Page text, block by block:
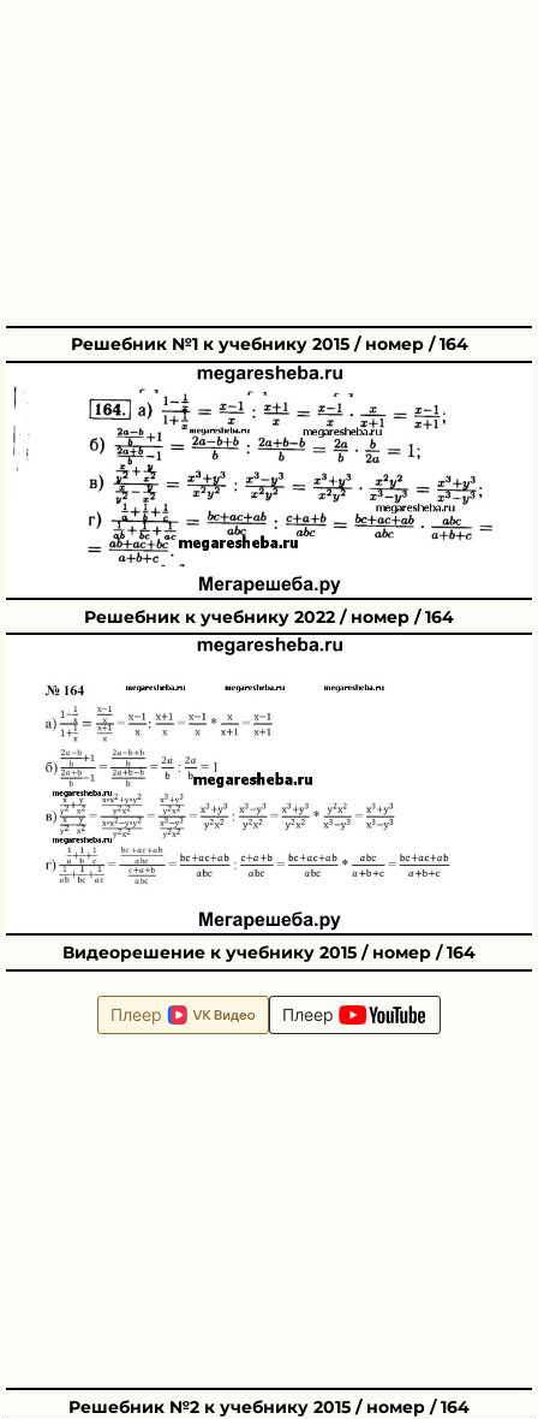
Решебник №1 к учебнику 2015 / номер / 164
Решебник к учебнику 2022 / номер / 164
Видеорешение к учебнику 2015 / номер / 164
Плеер Плеер
Решебник №2 к учебнику 2015 / номер / 164